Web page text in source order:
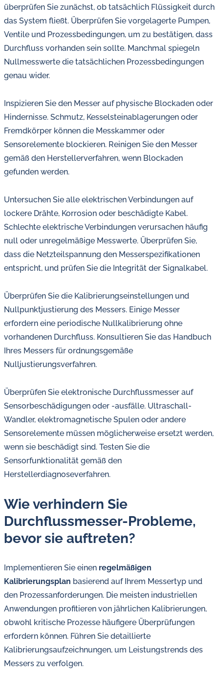
überprüfen Sie zunächst, ob tatsächlich Flüssigkeit durch
das System fließt. Überprüfen Sie vorgelagerte Pumpen,
Ventile und Prozessbedingungen, um zu bestätigen, dass
Durchfluss vorhanden sein sollte. Manchmal spiegeln
Nullmesswerte die tatsächlichen Prozessbedingungen
genau wider.
Inspizieren Sie den Messer auf physische Blockaden oder
Hindernisse. Schmutz, Kesselsteinablagerungen oder
Fremdkörper können die Messkammer oder
Sensorelemente blockieren. Reinigen Sie den Messer
gemäß den Herstellerverfahren, wenn Blockaden
gefunden werden.
Untersuchen Sie alle elektrischen Verbindungen auf
lockere Drähte, Korrosion oder beschädigte Kabel.
Schlechte elektrische Verbindungen verursachen häufig
null oder unregelmäßige Messwerte. Überprüfen Sie,
dass die Netzteilspannung den Messerspezifikationen
entspricht, und prüfen Sie die Integrität der Signalkabel.
Überprüfen Sie die Kalibrierungseinstellungen und
Nullpunktjustierung des Messers. Einige Messer
erfordern eine periodische Nullkalibrierung ohne
vorhandenen Durchfluss. Konsultieren Sie das Handbuch
Ihres Messers für ordnungsgemäße
Nulljustierungsverfahren.
Überprüfen Sie elektronische Durchflussmesser auf
Sensorbeschädigungen oder -ausfälle. Ultraschall-
Wandler, elektromagnetische Spulen oder andere
Sensorelemente müssen möglicherweise ersetzt werden,
wenn sie beschädigt sind. Testen Sie die
Sensorfunktionalität gemäß den
Herstellerdiagnoseverfahren.
Wie verhindern Sie
Durchflussmesser-Probleme,
bevor sie auftreten?
Implementieren Sie einen regelmäßigen
Kalibrierungsplan basierend auf Ihrem Messertyp und
den Prozessanforderungen. Die meisten industriellen
Anwendungen profitieren von jährlichen Kalibrierungen,
obwohl kritische Prozesse häufigere Überprüfungen
erfordern können. Führen Sie detaillierte
Kalibrierungsaufzeichnungen, um Leistungstrends des
Messers zu verfolgen.